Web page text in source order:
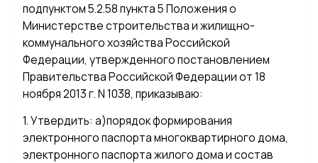
подпунктом 5.2.58 пункта 5 Положения о
Министерстве строительства и жилищно-
коммунального хозяйства Российской
Федерации, утвержденного постановлением
Правительства Российской Федерации от 18
ноября 2013 г. N 1038, приказываю:
1. Утвердить: а)порядок формирования
электронного паспорта многоквартирного дома,
электронного паспорта жилого дома и состав